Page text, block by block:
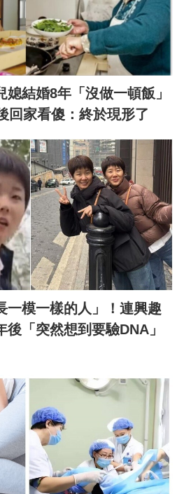
媳結婚8年「沒做一頓飯」
家看傻：終於現形了
一模一樣的人」！連興趣
「突然想到要驗DNA」